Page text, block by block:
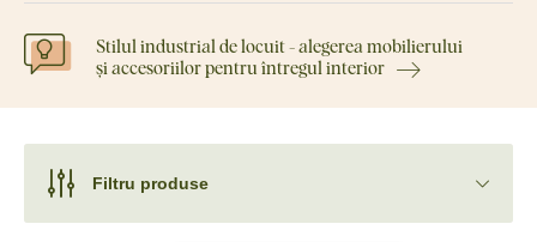
Stilul industrial de locuit - alegerea mobilierului
și accesoriilor pentru întregul interior
Filtru produse